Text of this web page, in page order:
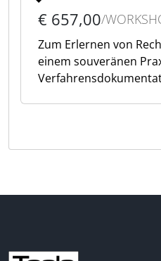
€ 657,00/
Zum Erlernen von
einem souveränen